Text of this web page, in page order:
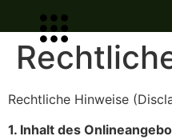
Rechtliche Hinweise
1. Inhalt des